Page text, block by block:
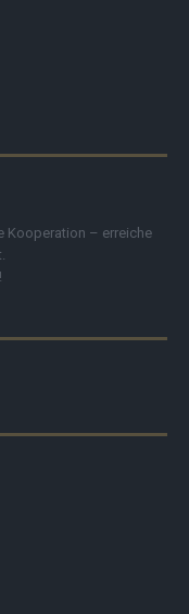
Kooperation – erreiche